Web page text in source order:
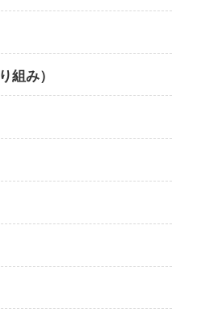
組み）